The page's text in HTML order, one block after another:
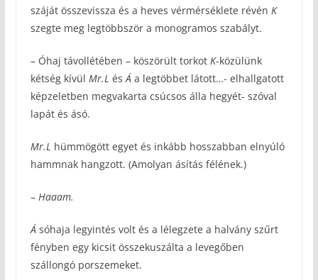
száját összevissza és a heves vérmérséklete révén K
szegte meg legtöbbször a monogramos szabályt.
– Óhaj távollétében – köszörült torkot K-közülünk
kétség kívül Mr.L és Áa legtöbbet látott…- elhallgatott
képzeletben megvakarta csúcsos álla hegyét- szóval
lapát és ásó.
Mr.L hümmögött egyet és inkább hosszabban elnyúló
hammnak hangzott. (Amolyan ásítás félének.)
– Haaam.
Ásóhaja legyintés volt és a lélegzete a halvány szűrt
fényben egy kicsit összekuszálta a levegőben
szállongó porszemeket.